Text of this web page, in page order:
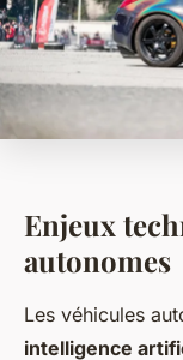
Enjeux
autonomes
Les véhicules
intelligence